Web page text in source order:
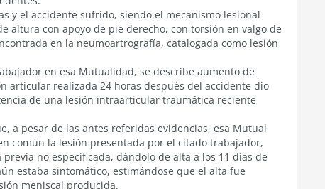
y el accidente sufrido, siendo el mecanismo lesional
altura con apoyo de pie derecho, con torsión en valgo de
en la neumoartrografía, catalogada como lesión
en esa Mutualidad, se describe aumento de
articular realizada 24 horas después del accidente dio
de una lesión intraarticular traumática reciente
a pesar de las antes referidas evidencias, esa Mutual
común la lesión presentada por el citado trabajador,
no especificada, dándolo de alta a los 11 días de
estaba sintomático, estimándose que el alta fue
meniscal producida.